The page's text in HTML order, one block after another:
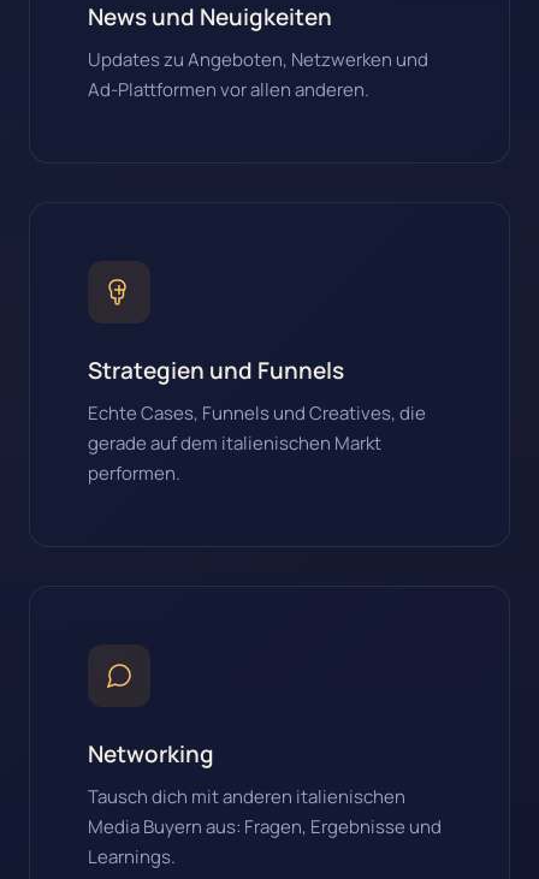
News und Neuigkeiten
Updates zu Angeboten, Netzwerken und
Ad-Plattformen vor allen anderen.
Strategien und Funnels
Echte Cases, Funnels und Creatives, die
gerade auf dem italienischen Markt
performen.
Networking
Tausch dich mit anderen italienischen
Media Buyern aus: Fragen, Ergebnisse und
Learnings.